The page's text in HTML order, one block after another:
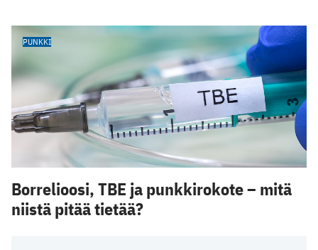
PUNKKI
Borrelioosi, TBE ja punkkirokote – mitä
niistä pitää tietää?